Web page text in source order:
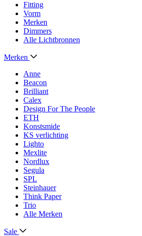
Fitting
Vorm
Merken
Dimmers
Alle Lichtbronnen
Merken
Anne
Beacon
Brilliant
Calex
Design For The People
ETH
Konstsmide
KS verlichting
Lighto
Mexlite
Nordlux
Segula
SPL
Steinhauer
Think Paper
Trio
Alle Merken
Sale